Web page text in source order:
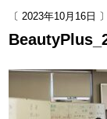
〔 2023年10月16日 〕